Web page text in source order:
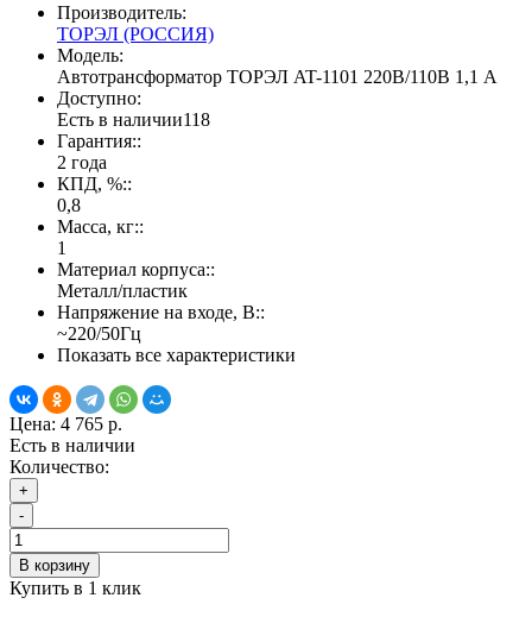
Производитель:
ТОРЭЛ (РОССИЯ)
Модель:
Автотрансформатор ТОРЭЛ AT-1101 220В/110В 1,1 А
Доступно:
Есть в наличии118
Гарантия::
2 года
КПД, %::
0,8
Масса, кг::
1
Материал корпуса::
Металл/пластик
Напряжение на входе, В::
~220/50Гц
Показать все характеристики
Цена: 4 765 р.
Есть в наличии
Количество:
+
-
В корзину
Купить в 1 клик